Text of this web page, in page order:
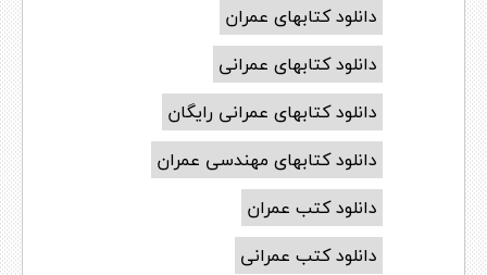
دانلود کتابهای عمران
دانلود کتابهای عمرانی
دانلود کتابهای عمرانی رایگان
دانلود کتابهای مهندسی عمران
دانلود کتب عمران
دانلود کتب عمرانی